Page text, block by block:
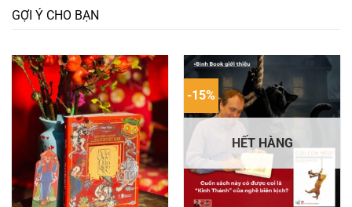
GỢI Ý CHO BẠN
-15%
HẾT HÀNG